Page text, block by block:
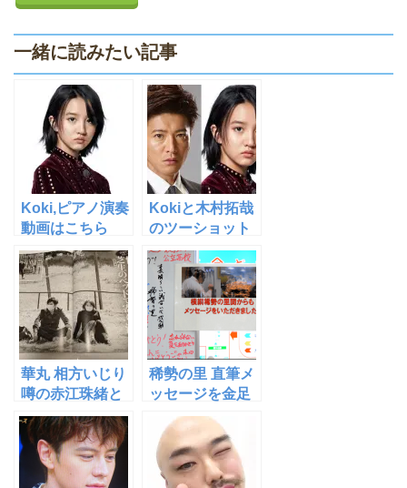
一緒に読みたい記事
Koki,ピアノ演奏
動画はこちら
Kokiと木村拓哉
のツーショット
画像はこちら
華丸 相方いじり
噂の赤江珠緒と
博多大吉のフラ
イデー画像
稀勢の里 直筆メ
ッセージを金足
農へ。。。。
【画像あり】